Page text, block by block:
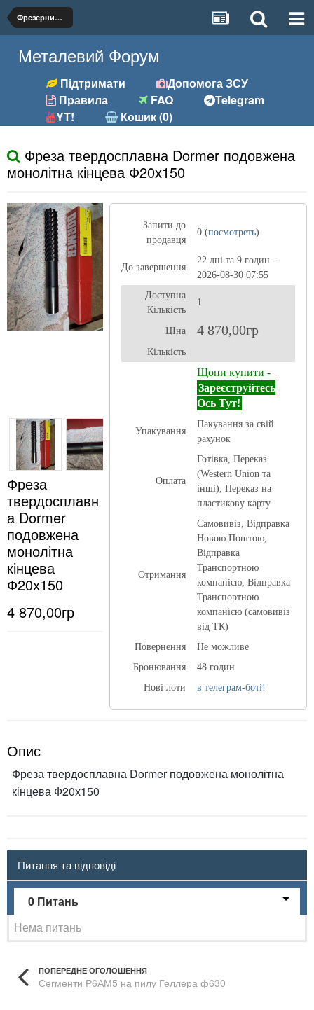
Фрезерний (фрези, розгортки та ін.)
Металевий Форум
Підтримати
Допомога ЗСУ
Правила
FAQ
Telegram
YT!
Кошик (0)
Фреза твердосплавна Dormer подовжена
монолітна кінцева Ф20х150
Фреза
твердосплавн
а Dormer
подовжена
монолітна
кінцева
Ф20х150
4 870,00гр
Запити до
продавця
0 (посмотреть)
До завершення
22 дні та 9 годин -
2026-08-30 07:55
Доступна
Кількість
1
ЦІна 4 870,00гр
Кількість
Щопи купити -
Зареєструйтесь
Ось Тут!
Упакування
Пакування за свій
рахунок
Оплата
Готівка, Переказ
(Western Union та
інші), Переказ на
пластикову карту
Отримання
Самовивіз, Відправка
Новою Поштою,
Відправка
Транспортною
компанією, Відправка
Транспортною
компанією (самовивіз
від ТК)
Повернення
Не можливе
Бронювання
48 годин
Нові лоти
в телеграм-боті!
Опис
Фреза твердосплавна Dormer подовжена монолітна
кінцева Ф20х150
Питання та відповіді
0 Питань
Нема питань
ПОПЕРЕДНЕ ОГОЛОШЕННЯ
Сегменти Р6АМ5 на пилу Геллера ф630